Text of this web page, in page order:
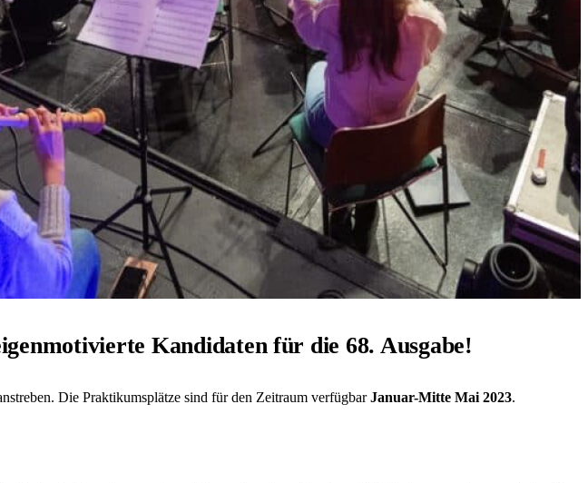
Kandidaten für die 68. Ausgabe!
Die Praktikumsplätze sind für den Zeitraum verfügbarJanuar-Mitte Mai 2023.